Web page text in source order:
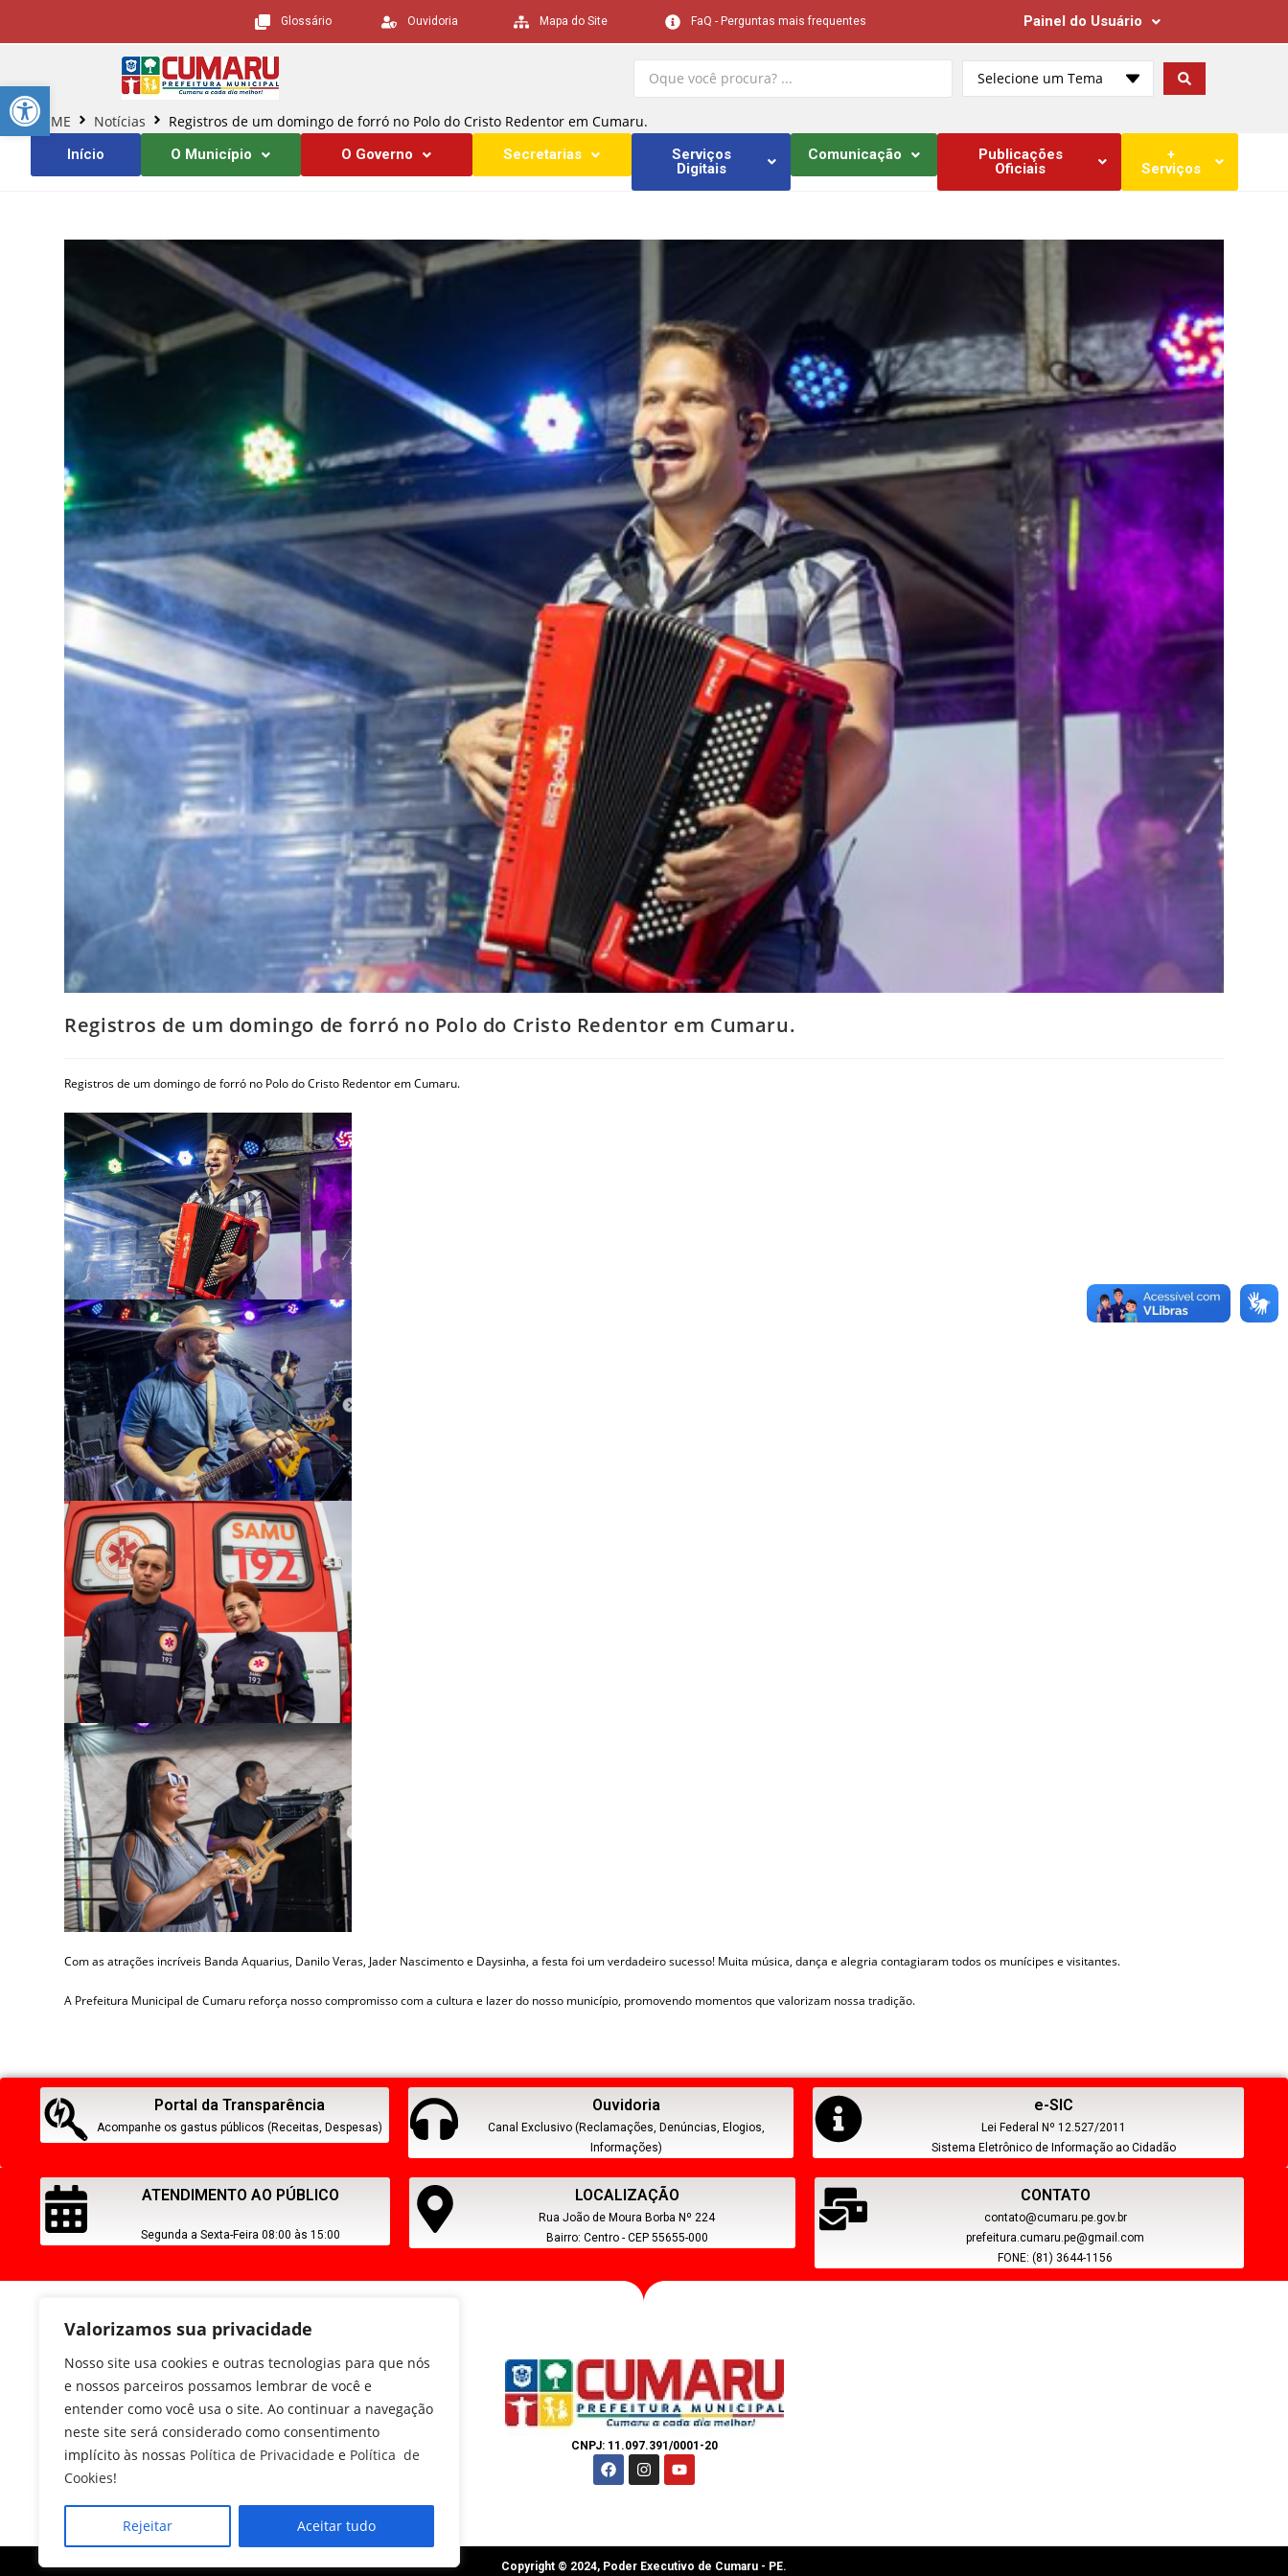
Barra de Ferramentas Aberta
Valorizamos sua privacidade
Nosso site usa cookies e outras tecnologias para que nós
e nossos parceiros possamos lembrar de você e
entender como você usa o site. Ao continuar a navegação
neste site será considerado como consentimento
implícito às nossas Política de Privacidade e Política de
Cookies!
Rejeitar Aceitar tudo
Glossário Ouvidoria Mapa do Site FaQ - Perguntas mais frequentes Painel do Usuário
Selecione um Tema
HOME Notícias Registros de um domingo de forró no Polo do Cristo Redentor em Cumaru.
Início O Município O Governo Secretarias
Serviços
Digitais
Comunicação
Publicações
Oficiais
+
Serviços
Registros de um domingo de forró no Polo do Cristo Redentor em Cumaru.
Registros de um domingo de forró no Polo do Cristo Redentor em Cumaru.
Com as atrações incríveis Banda Aquarius, Danilo Veras, Jader Nascimento e Daysinha, a festa foi um verdadeiro sucesso! Muita música, dança e alegria contagiaram todos os munícipes e visitantes.
A Prefeitura Municipal de Cumaru reforça nosso compromisso com a cultura e lazer do nosso município, promovendo momentos que valorizam nossa tradição.
Portal da Transparência
Acompanhe os gastus públicos (Receitas, Despesas)
Ouvidoria
Canal Exclusivo (Reclamações, Denúncias, Elogios,
Informações)
e-SIC
Lei Federal Nº 12.527/2011
Sistema Eletrônico de Informação ao Cidadão
ATENDIMENTO AO PÚBLICO
Segunda a Sexta-Feira 08:00 às 15:00
LOCALIZAÇÃO
Rua João de Moura Borba Nº 224
Bairro: Centro - CEP 55655-000
CONTATO
contato@cumaru.pe.gov.br
prefeitura.cumaru.pe@gmail.com
FONE: (81) 3644-1156
CNPJ: 11.097.391/0001-20
Copyright © 2024, Poder Executivo de Cumaru - PE.